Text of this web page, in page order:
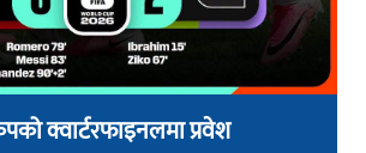
क्वार्टरफाइनलमा प्रवेश